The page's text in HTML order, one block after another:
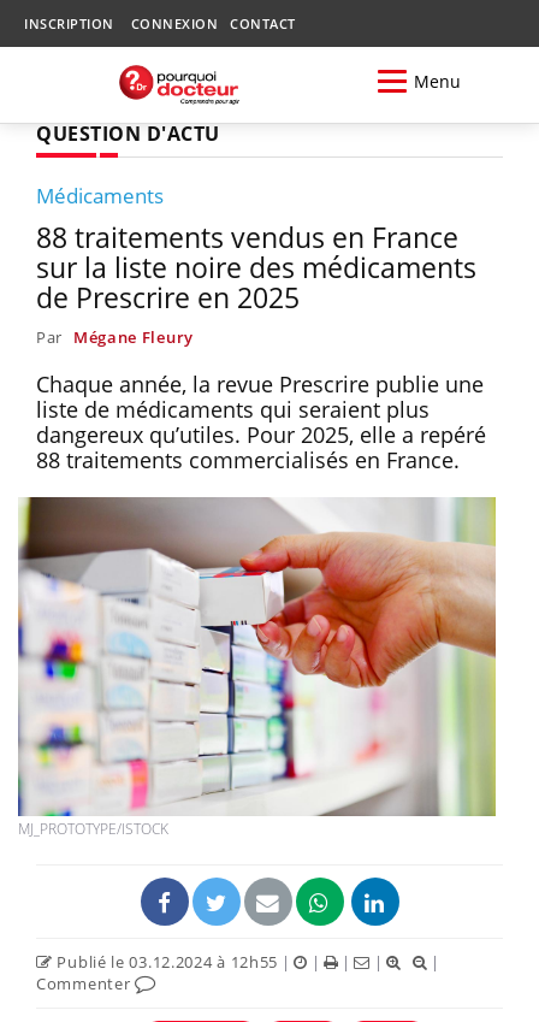
INSCRIPTION CONNEXION CONTACT
Menu
QUESTION D'ACTU
Médicaments
88 traitements vendus en France
sur la liste noire des médicaments
de Prescrire en 2025
Par Mégane Fleury
Chaque année, la revue Prescrire publie une
liste de médicaments qui seraient plus
dangereux qu’utiles. Pour 2025, elle a repéré
88 traitements commercialisés en France.
MJ_PROTOTYPE/ISTOCK
Publié le 03.12.2024 à 12h55 | | | |
|
Commenter